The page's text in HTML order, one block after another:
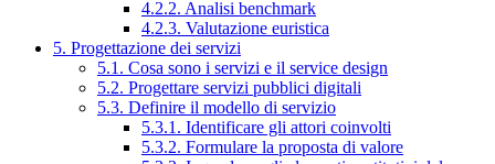
4.2.2. Analisi benchmark
4.2.3. Valutazione euristica
5. Progettazione dei servizi
5.1. Cosa sono i servizi e il service design
5.2. Progettare servizi pubblici digitali
5.3. Definire il modello di servizio
5.3.1. Identificare gli attori coinvolti
5.3.2. Formulare la proposta di valore